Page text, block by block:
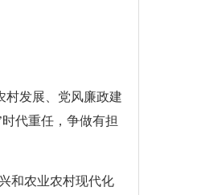
发展、党风廉政建
代重任，争做有担
和农业农村现代化